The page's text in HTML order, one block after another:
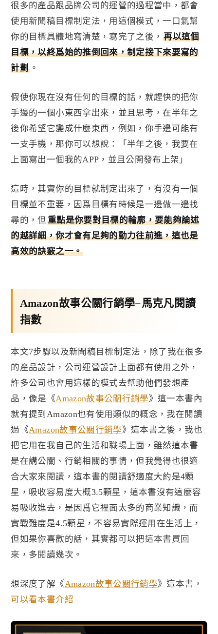
很多的產品跟品牌公司的運營的過程當中，都會
使用新聞稿目標制定法，用這個模式，一口氣幫
你的目標具體地寫清楚，寫完了之後，再以這個
目標，以終爲始的推倒回來，制定接下來要寫的
計劃 。
假使你現在沒有任何的目標的話，就趕快的把你
手邊的一個小東西拿出來，並且思考，在半年之
後你希望它變成什麼東西，例如，你手邊可能有
一支手機，那你可以想說：「半年之後，我要在
上面寫出一個我的APP ，並且公開發布上架」
這時，其實你的目標就制定出來了，有沒有一個
目標並不重要，因爲目標有時候是一邊做一邊找
尋的，但重點是你要對目標的輪廓，要能夠論述
的越詳細，你才會有足夠的動力往前進，這也是
高效的訣竅之一。
Amazon故事公關行銷學−馬克凡閱讀
指數
本文7步驟以及新聞稿目標制定法，除了我在很多
的產品設計，公司運營設計上面都有使用之外，
許多公司也會用這樣的模式去幫助他們發想產
品，像是 《Amazon故事公關行銷學》這一本書內
就有提到 Amazon也有使用類似的概念，我在閱讀
過 《Amazon故事公關行銷學》這本書之後，我也
把它用在我自己的生活和職場上面，雖然這本書
是在講公關、行銷相關的事情，但我覺得也很適
合大家來閱讀，這本書的閱讀舒適度大約是4顆
星，吸收容易度大概3.5顆星，這本書沒有這麼容
易吸收進去，是因爲它裡面太多的商業知識，而
實戰難度是4.5顆星，不容易實際運用在生活上，
但如果你喜歡的話，其實都可以把這本書買回
來，多閱讀幾次。
想深度了解《Amazon故事公關行銷學》這本書，
可以看本書介紹